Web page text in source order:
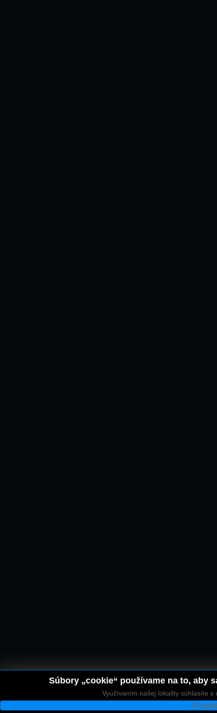
Súbory „cookie“ používame na to, aby
Využívaním našej lokality súhlasíte s